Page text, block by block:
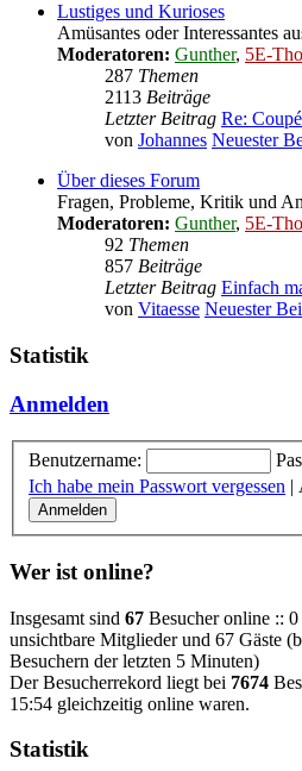
Lustiges und Kurioses
Amüsantes oder Interessantes
Moderatoren: Gunther, 5E-
287 Themen
2113 Beiträge
Letzter Beitrag Re:
von Johannes Neuester
Über dieses Forum
Fragen, Probleme, Kritik und
Moderatoren: Gunther, 5E-
92 Themen
857 Beiträge
Letzter Beitrag Einfach
von Vitaesse Neuester
Statistik
Anmelden
Benutzername:
Ich habe mein Passwort vergessen |
Wer ist online?
Insgesamt sind 67 Besucher online ::
unsichtbare Mitglieder und 67 Gäste
Besuchern der letzten 5 Minuten)
Der Besucherrekord liegt bei 7674
15:54 gleichzeitig online waren.
Statistik